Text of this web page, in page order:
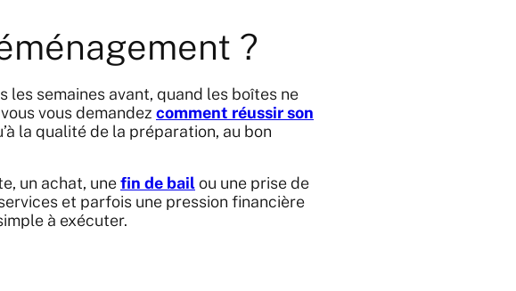
?
les semaines avant, quand les boîtes ne
vous demandez comment réussir son
la qualité de la préparation, au bon
un achat, unefin de bailou une prise de
et parfois une pression financière
à exécuter.